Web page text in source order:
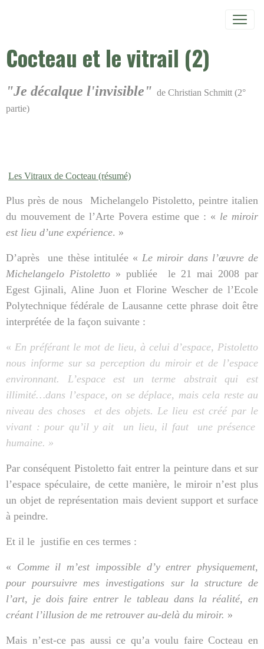
Cocteau et le vitrail (2)
"Je décalque l'invisible" de Christian Schmitt (2°
partie)
Les Vitraux de Cocteau (résumé)
Plus près de nous
Michelangelo Pistoletto, peintre italien
du mouvement de l’Arte Povera estime que : « le miroir
est lieu d’une expérience. »
D’après une thèse intitulée «Le miroir dans l’œuvre de
Michelangelo Pistoletto » publiée
le 21 mai 2008 par
Egest Gjinali, Aline Juon et Florine Wescher de l’Ecole
Polytechnique fédérale de Lausanne cette phrase doit être
interprétée de la façon suivante :
«En préférant le mot de lieu, à celui d’espace, Pistoletto
nous informe sur sa perception du miroir et de l’espace
environnant. L’espace est un terme abstrait qui est
illimité…dans l’espace, on se déplace, mais cela reste au
niveau des choses
et des objets. Le lieu est créé par le
vivant : pour qu’il y ait
un lieu, il faut
une présence
humaine. »
Par conséquent Pistoletto fait entrer la peinture dans et sur
l’espace spéculaire, de cette manière, le miroir n’est plus
un objet de représentation mais devient support et surface
à peindre.
Et il le justifie en ces termes :
« Comme il m’est impossible d’y entrer physiquement,
pour poursuivre mes investigations sur la structure de
l’art, je dois faire entrer le tableau dans la réalité, en
créant l’illusion de me retrouver au-delà du miroir. »
Mais n’est-ce pas aussi ce qu’a voulu faire Cocteau en